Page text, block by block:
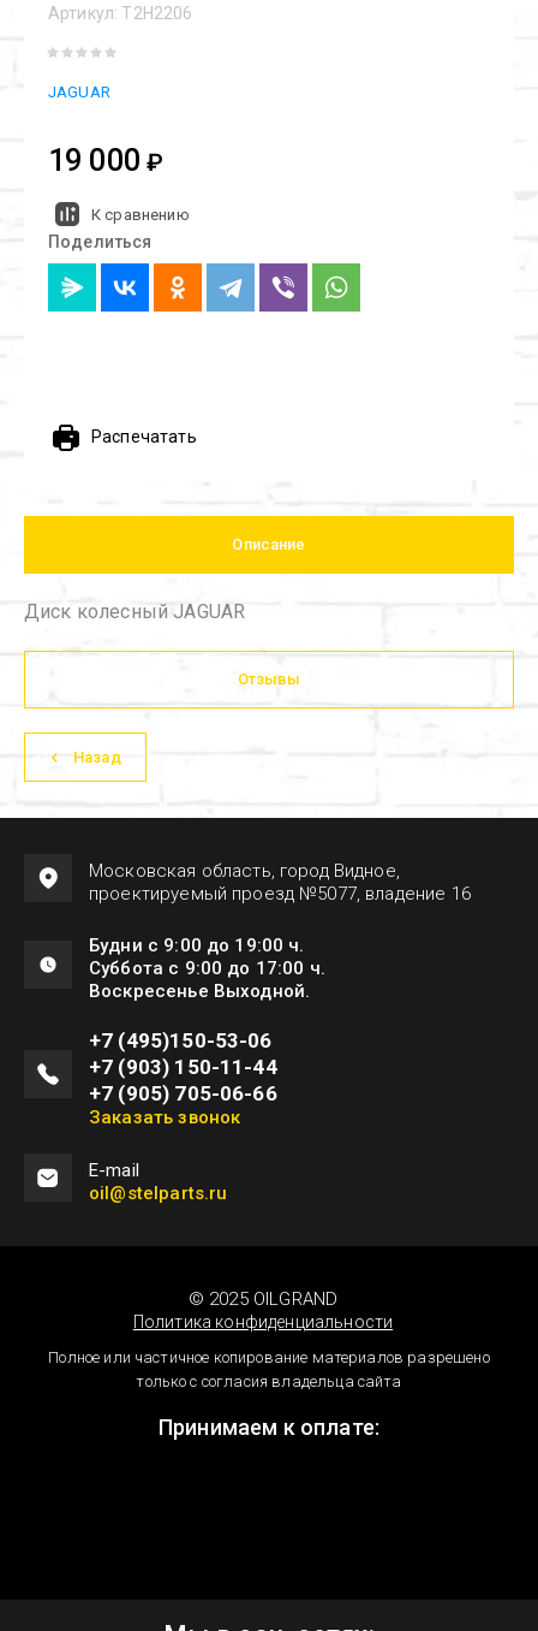
Артикул: T2H2206
JAGUAR
19 000 ₽
К сравнению
Поделиться
Распечатать
Описание
Диск колесный JAGUAR
Отзывы
Назад
Московская область, город Видное,
проектируемый проезд №5077, владение 16
Будни с 9:00 до 19:00 ч.
Суббота с 9:00 до 17:00 ч.
Воскресенье Выходной.
+7 (495)150-53-06
+7 (903) 150-11-44
+7 (905) 705-06-66
Заказать звонок
Е-mail
oil@stelparts.ru
© 2025 OILGRAND
Политика конфиденциальности
Полное или частичное копирование материалов разрешено
только с согласия владельца сайта
Принимаем к оплате: